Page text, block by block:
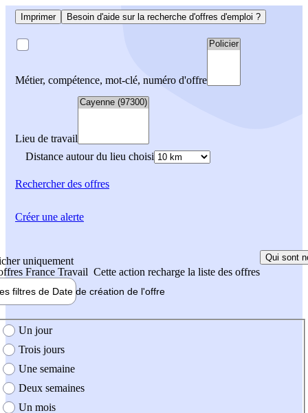
Imprimer Besoin d'aide sur la recherche d'offres d'emploi ?
Métier, compétence, mot-clé, numéro d'offre
Lieu de travail
Distance autour du lieu choisi
Rechercherdes offres
uniquement
France Travail Cette action recharge la liste des offres
Qui sont
filtres de Date de création de l'offre
création de l'offre
Un jour
Trois jours
Une semaine
Deux semaines
Un mois
Créer une alerte